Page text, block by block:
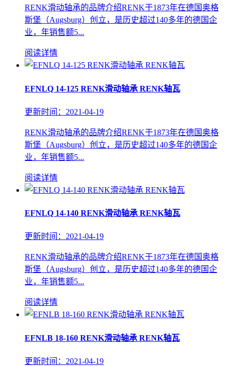
RENK滑动轴承的品牌介绍RENK于1873年在德国奥格
斯堡（Augsburg）创立，是历史超过140多年的德国企
业，年销售额5...
阅读详情
EFNLQ 14-125 RENK滑动轴承 RENK轴瓦
更新时间：2021-04-19
RENK滑动轴承的品牌介绍RENK于1873年在德国奥格
斯堡（Augsburg）创立，是历史超过140多年的德国企
业，年销售额5...
阅读详情
EFNLQ 14-140 RENK滑动轴承 RENK轴瓦
更新时间：2021-04-19
RENK滑动轴承的品牌介绍RENK于1873年在德国奥格
斯堡（Augsburg）创立，是历史超过140多年的德国企
业，年销售额5...
阅读详情
EFNLB 18-160 RENK滑动轴承 RENK轴瓦
更新时间：2021-04-19